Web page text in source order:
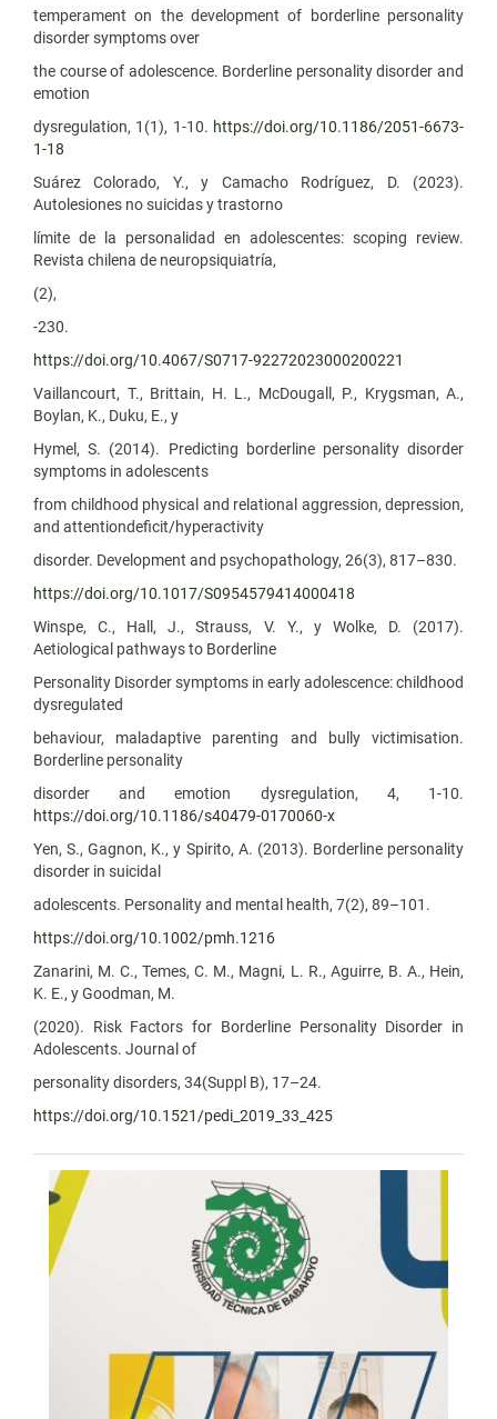
temperament on the development of borderline personality
disorder symptoms over
the course of adolescence. Borderline personality disorder and
emotion
dysregulation, 1(1), 1-10. https://doi.org/10.1186/2051-6673-
1-18
Suárez Colorado, Y., y Camacho Rodríguez, D. (2023).
Autolesiones no suicidas y trastorno
límite de la personalidad en adolescentes: scoping review.
Revista chilena de neuropsiquiatría,
(2),
-230.
https://doi.org/10.4067/S0717-92272023000200221
Vaillancourt, T., Brittain, H. L., McDougall, P., Krygsman, A.,
Boylan, K., Duku, E., y
Hymel, S. (2014). Predicting borderline personality disorder
symptoms in adolescents
from childhood physical and relational aggression, depression,
and attentiondeficit/hyperactivity
disorder. Development and psychopathology, 26(3), 817–830.
https://doi.org/10.1017/S0954579414000418
Winspe, C., Hall, J., Strauss, V. Y., y Wolke, D. (2017).
Aetiological pathways to Borderline
Personality Disorder symptoms in early adolescence: childhood
dysregulated
behaviour, maladaptive parenting and bully victimisation.
Borderline personality
disorder and emotion dysregulation, 4, 1-10.
https://doi.org/10.1186/s40479-0170060-x
Yen, S., Gagnon, K., y Spirito, A. (2013). Borderline personality
disorder in suicidal
adolescents. Personality and mental health, 7(2), 89–101.
https://doi.org/10.1002/pmh.1216
Zanarini, M. C., Temes, C. M., Magni, L. R., Aguirre, B. A., Hein,
K. E., y Goodman, M.
(2020). Risk Factors for Borderline Personality Disorder in
Adolescents. Journal of
personality disorders, 34(Suppl B), 17–24.
https://doi.org/10.1521/pedi_2019_33_425